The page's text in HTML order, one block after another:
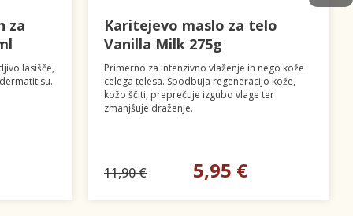
za
lasišče,
Karitejevo maslo za telo
Vanilla Milk 275g
Primerno za intenzivno vlaženje in nego kože
celega telesa. Spodbuja regeneracijo kože,
kožo ščiti, preprečuje izgubo vlage ter
zmanjšuje draženje.
11,90 € 5,95 €